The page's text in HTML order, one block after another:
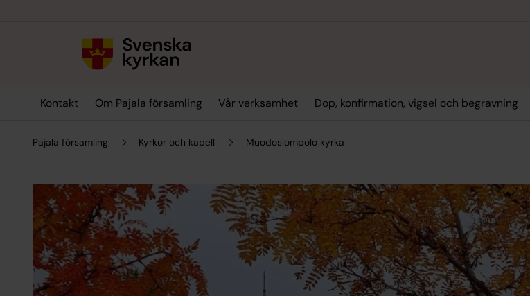
Kontakt Om Pajala församling Vår verksamhet Dop, konfirmation, vigsel och begravning
Pajala församling Kyrkor och kapell Muodoslompolo kyrka